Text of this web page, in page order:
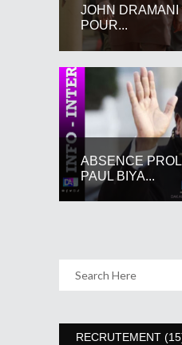
JOHN
POUR...
ABSENCE
PAUL BIYA...
RECRUTEMENT